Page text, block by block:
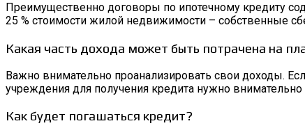
Преимущественно договоры по ипотечному кредиту
25 % стоимости жилой недвижимости – собственные
Какая часть дохода может быть потрачена на
Важно внимательно проанализировать свои доходы.
учреждения для получения кредита нужно
Как будет погашаться кредит?